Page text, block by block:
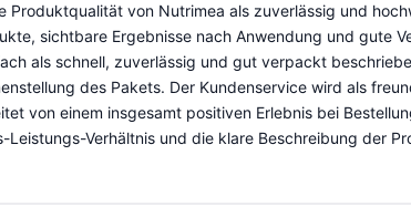
Produktqualität von Nutrimea als zuverlässig und
sichtbare Ergebnisse nach Anwendung und gute
als schnell, zuverlässig und gut verpackt
des Pakets. Der Kundenservice wird als
von einem insgesamt positiven Erlebnis bei
Leistungs-Verhältnis und die klare Beschreibung der